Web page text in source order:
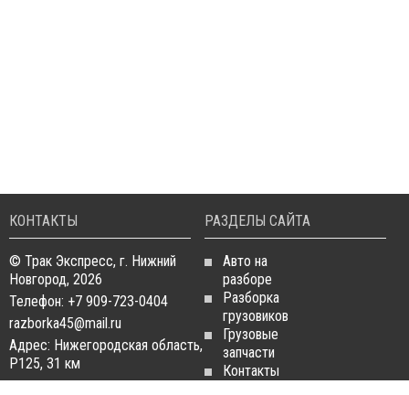
КОНТАКТЫ
© Трак Экспресс, г. Нижний
Новгород, 2026
Телефон: +7 909-723-0404
razborka45@mail.ru
Адрес: Нижегородская область,
Р125, 31 км
РАЗДЕЛЫ САЙТА
Авто на
разборе
Разборка
грузовиков
Грузовые
запчасти
Контакты